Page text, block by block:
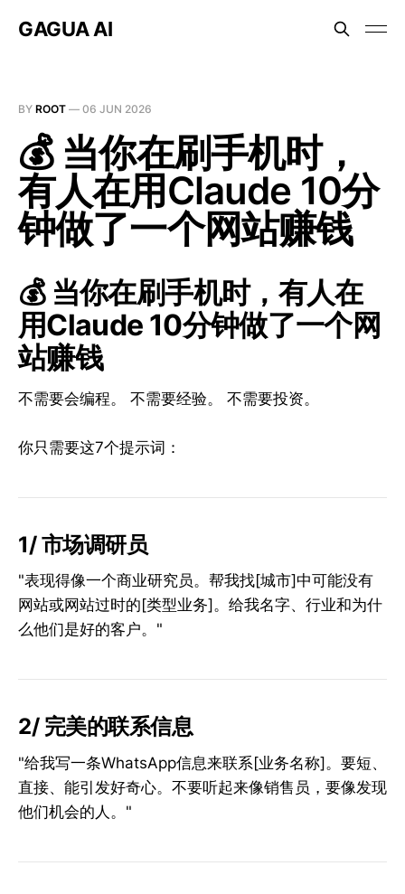
GAGUA AI
BY ROOT — 06 JUN 2026
💰 当你在刷手机时，
有人在用Claude 10分
钟做了一个网站赚钱
💰 当你在刷手机时，有人在
用Claude 10分钟做了一个网
站赚钱
不需要会编程。 不需要经验。 不需要投资。
你只需要这7个提示词：
1/ 市场调研员
"表现得像一个商业研究员。帮我找[城市]中可能没有
网站或网站过时的[类型业务]。给我名字、行业和为什
么他们是好的客户。"
2/ 完美的联系信息
"给我写一条WhatsApp信息来联系[业务名称]。要短、
直接、能引发好奇心。不要听起来像销售员，要像发现
他们机会的人。"